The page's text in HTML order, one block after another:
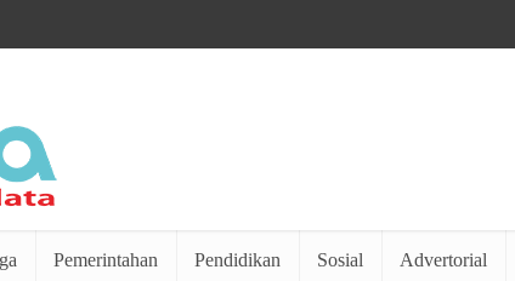
Pemerintahan Pendidikan Sosial Advertorial